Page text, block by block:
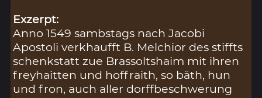
Exzerpt:
Anno 1549 sambstags nach Jacobi
Apostoli verkhaufft B. Melchior des stiffts
schenkstatt zue Brassoltshaim mit ihren
freyhaitten und hoffraith, so bäth, hun
und fron, auch aller dorffbeschwerung